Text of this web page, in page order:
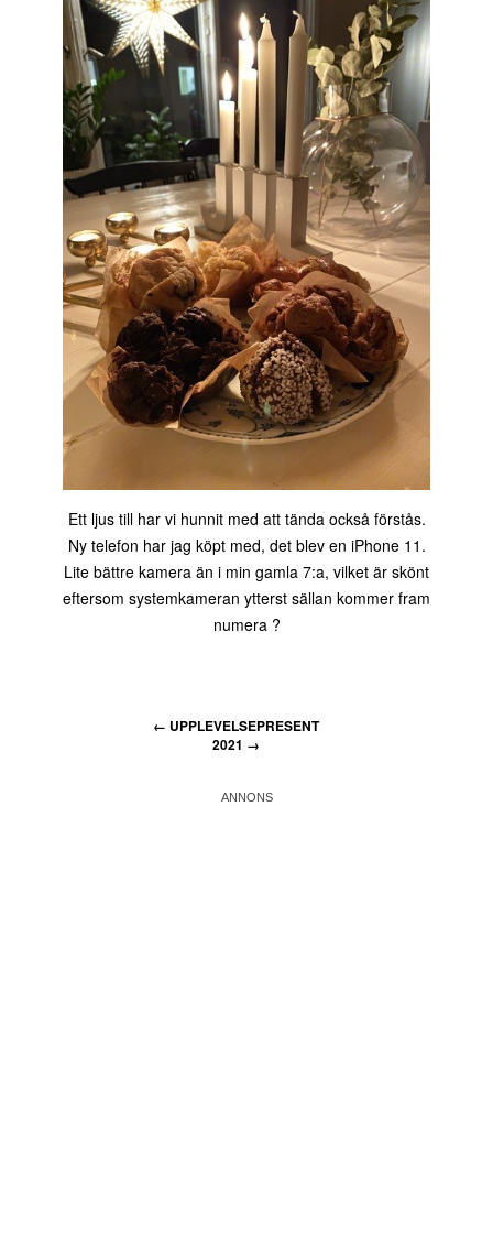
Ett ljus till har vi hunnit med att tända också förstås.
Ny telefon har jag köpt med, det blev en iPhone 11.
Lite bättre kamera än i min gamla 7:a, vilket är skönt
eftersom systemkameran ytterst sällan kommer fram
numera ?
← UPPLEVELSEPRESENT
2021 →